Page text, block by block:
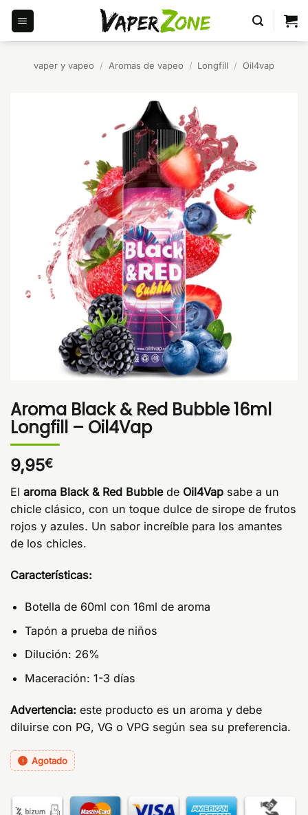
Saltar
contenido
vaper y vapeo / Aromas de vapeo / Longfill / Oil4vap
Aroma Black & Red Bubble 16ml
Longfill – Oil4Vap
9,95€
El aroma Black & Red Bubble de Oil4Vap sabe a un
chicle clásico, con un toque dulce de sirope de frutos
rojos y azules. Un sabor increíble para los amantes
de los chicles.
Características:
Botella de 60ml con 16ml de aroma
Tapón a prueba de niños
Dilución: 26%
Maceración: 1-3 días
Advertencia: este producto es un aroma y debe
diluirse con PG, VG o VPG según sea su preferencia.
Agotado